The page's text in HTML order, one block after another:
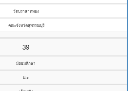
วัดปราสาททอง
คณะจังหวัดสุพรรณบุรี
39
มัธยมศึกษา
ม.๑